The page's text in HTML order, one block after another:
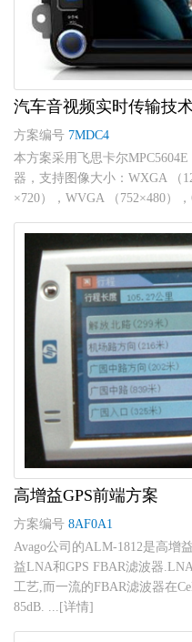
汽车音视频实时传输技
方案编号 7MDC4
本方案采用飞思卡尔
器，支持图像大小：WXGA （
×720），WVGA （752×480）
高增益GPS前端方案
方案编号 8AF0A1
Avago公司的ALM-1812是高增
益LNA和GPS FBAR滤波器
工艺,而一流的FBAR滤波器在
85dB. ...[详情]